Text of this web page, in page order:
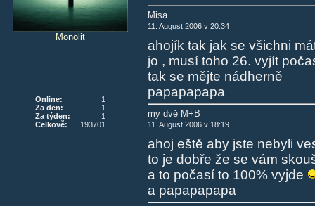
Monolit
Online:
1
Za den:
1
Za týden:
1
Celkově:
193701
Misa
11. August 2006 v 20:34
ahojík tak jak se všichni
jo , musí toho 26. vyjít
tak se mějte nádherně
papapapapa
my dvě M+B
11. August 2006 v 18:19
ahoj eště aby jste nebyli
to je dobře že se vám
a to počasí to 100% vyjde
a papapapapa